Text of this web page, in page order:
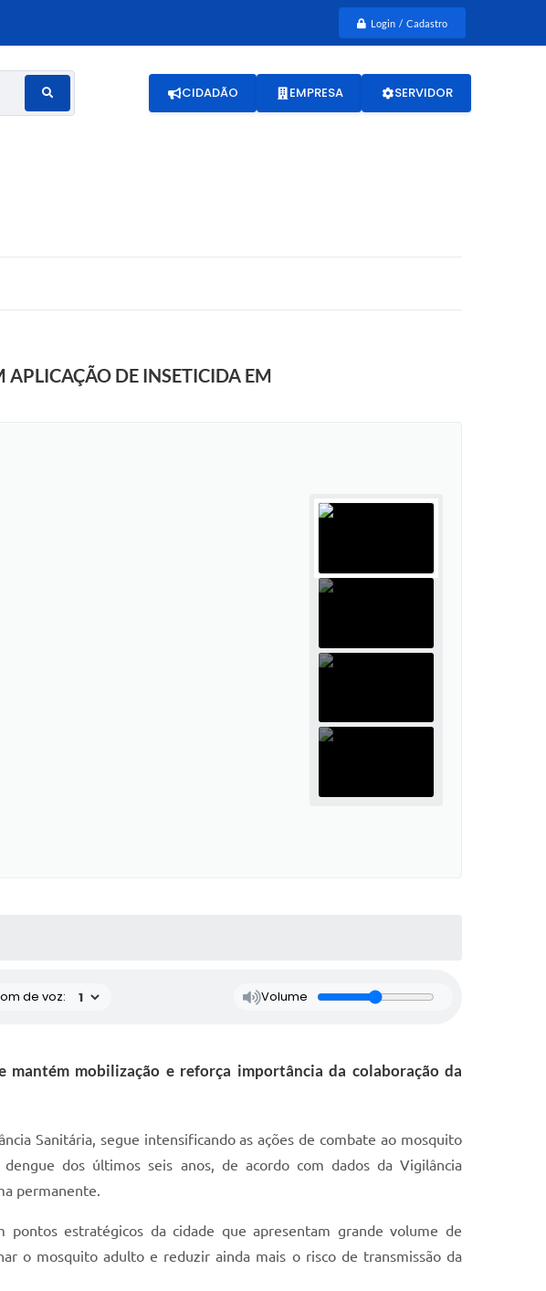
Login / Cadastro
CIDADÃO EMPRESA SERVIDOR
APLICAÇÃO DE INSETICIDA EM
de voz: Volume
mobilização e reforça importância da colaboração da
Sanitária, segue intensificando as ações de combate ao mosquito
dos últimos seis anos, de acordo com dados da Vigilância
permanente.
estratégicos da cidade que apresentam grande volume de
o mosquito adulto e reduzir ainda mais o risco de transmissão da